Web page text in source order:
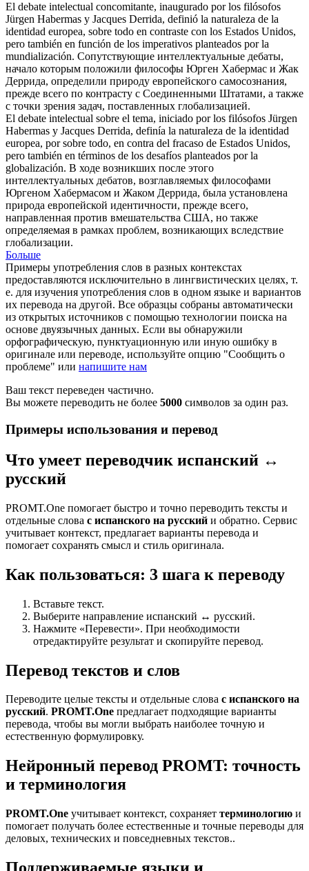
El debate intelectual concomitante, inaugurado por los filósofos
Jürgen Habermas y Jacques Derrida, definió la naturaleza de la
identidad europea, sobre todo en contraste con los Estados Unidos,
pero también en función de los imperativos planteados por la
mundialización. Сопутствующие интеллектуальные дебаты,
начало которым положили философы Юрген Хабермас и Жак
Деррида, определили природу европейского самосознания,
прежде всего по контрасту с Соединенными Штатами, а также
с точки зрения задач, поставленных глобализацией.
El debate intelectual sobre el tema, iniciado por los filósofos Jürgen
Habermas y Jacques Derrida, definía la naturaleza de la identidad
europea, por sobre todo, en contra del fracaso de Estados Unidos,
pero también en términos de los desafíos planteados por la
globalización. В ходе возникших после этого
интеллектуальных дебатов, возглавляемых философами
Юргеном Хабермасом и Жаком Деррида, была установлена
природа европейской идентичности, прежде всего,
направленная против вмешательства США, но также
определяемая в рамках проблем, возникающих вследствие
глобализации.
Больше
Примеры употребления слов в разных контекстах
предоставляются исключительно в лингвистических целях, т.
е. для изучения употребления слов в одном языке и вариантов
их перевода на другой. Все образцы собраны автоматически
из открытых источников с помощью технологии поиска на
основе двуязычных данных. Если вы обнаружили
орфографическую, пунктуационную или иную ошибку в
оригинале или переводе, используйте опцию "Сообщить о
проблеме" или напишите нам
Ваш текст переведен частично.
Вы можете переводить не более 5000 символов за один раз.
Примеры использования и перевод
Что умеет переводчик испанский ↔
русский
PROMT.One помогает быстро и точно переводить тексты и
отдельные слова с испанского на русский и обратно. Сервис
учитывает контекст, предлагает варианты перевода и
помогает сохранять смысл и стиль оригинала.
Как пользоваться: 3 шага к переводу
Вставьте текст.
Выберите направление испанский ↔ русский.
Нажмите «Перевести». При необходимости
отредактируйте результат и скопируйте перевод.
Перевод текстов и слов
Переводите целые тексты и отдельные слова с испанского на
русский. PROMT.One предлагает подходящие варианты
перевода, чтобы вы могли выбрать наиболее точную и
естественную формулировку.
Нейронный перевод PROMT: точность
и терминология
PROMT.One учитывает контекст, сохраняет терминологию и
помогает получать более естественные и точные переводы для
деловых, технических и повседневных текстов..